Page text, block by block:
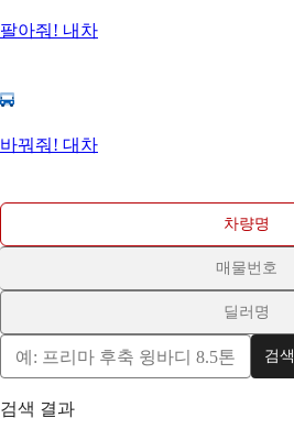
팔아줘! 내차
바꿔줘! 대차
차량명
매물번호
딜러명
검색
검색 결과